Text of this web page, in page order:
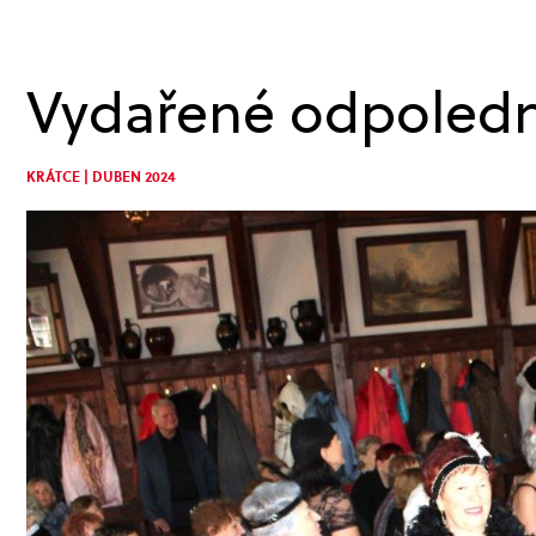
Vydařené
KRÁTCE | DUBEN 2024